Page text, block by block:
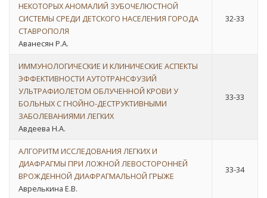
НЕКОТОРЫХ АНОМАЛИЙ ЗУБОЧЕЛЮСТНОЙ
СИСТЕМЫ СРЕДИ ДЕТСКОГО НАСЕЛЕНИЯ ГОРОДА
СТАВРОПОЛЯ
Аванесян Р.А.
32-33
ИММУНОЛОГИЧЕСКИЕ И КЛИНИЧЕСКИЕ АСПЕКТЫ
ЭФФЕКТИВНОСТИ АУТОТРАНСФУЗИЙ
УЛЬТРАФИОЛЕТОМ ОБЛУЧЕННОЙ КРОВИ У
БОЛЬНЫХ С ГНОЙНО-ДЕСТРУКТИВНЫМИ
ЗАБОЛЕВАНИЯМИ ЛЕГКИХ
Авдеева Н.А.
33-33
АЛГОРИТМ ИССЛЕДОВАНИЯ ЛЕГКИХ И
ДИАФРАГМЫ ПРИ ЛОЖНОЙ ЛЕВОСТОРОННЕЙ
ВРОЖДЕННОЙ ДИАФРАГМАЛЬНОЙ ГРЫЖЕ
Аврелькина Е.В.
33-34